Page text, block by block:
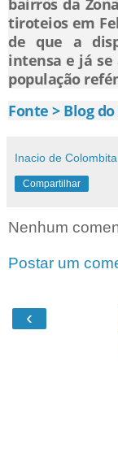
bairros da
tiroteios em
de que a
intensa e já se
população
Fonte > Blog do
Inacio de Colombita
Compartilhar
Nenhum
Postar um
‹